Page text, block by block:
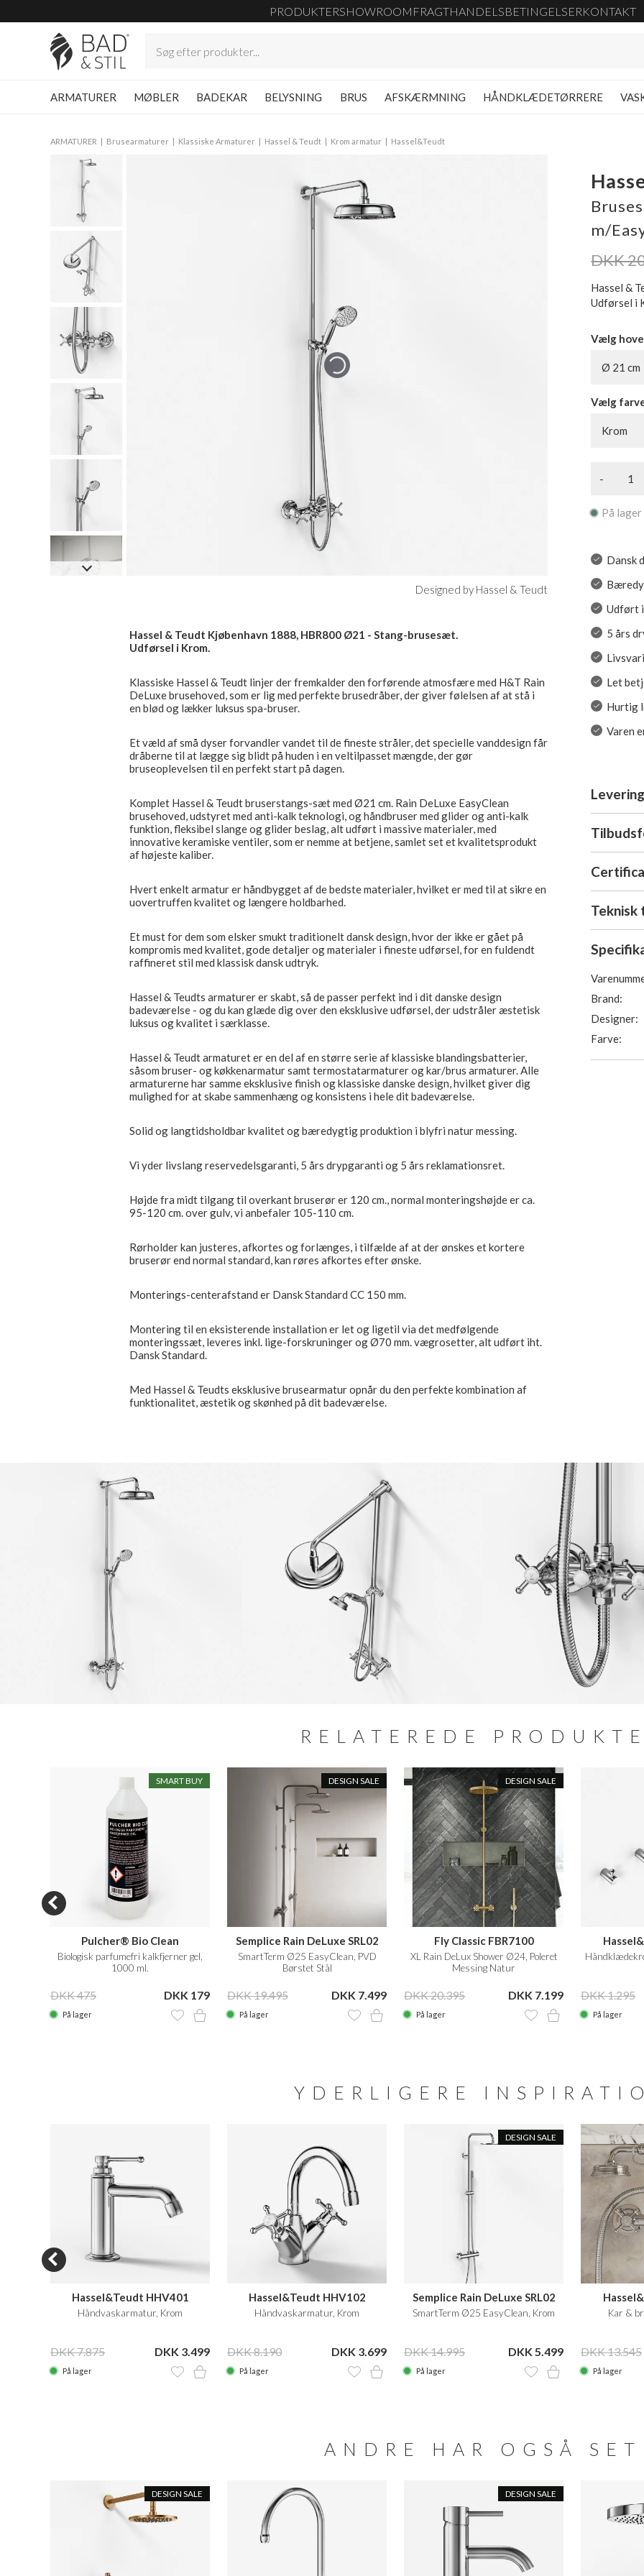
PRODUKTERSHOWROOM FRAGTHANDELSBETINGELSERKONTAKT
ARMATURER MØBLER BADEKAR BELYSNING BRUS AFSKÆRMNING HÅNDKLÆDETØRRERE
ARMATURER Brusearmaturer Klassiske Armaturer Hassel & Teudt Krom armatur Hassel&Teudt
Designed by Hassel & Teudt
Hassel & Teudt Kjøbenhavn 1888, HBR800 Ø21 - Stang-brusesæt.
Udførsel i Krom.
Klassiske Hassel & Teudt linjer der fremkalder den forførende atmosfære med H&T Rain
DeLuxe brusehoved, som er lig med perfekte brusedråber, der giver følelsen af ​​at stå i
en blød og lækker luksus spa-bruser.
Et væld af små dyser forvandler vandet til de fineste stråler, det specielle vanddesign får
dråberne til at lægge sig blidt på huden i en veltilpasset mængde, der gør
bruseoplevelsen til en perfekt start på dagen.
Komplet Hassel & Teudt bruserstangs-sæt med Ø21 cm. Rain DeLuxe EasyClean
brusehoved, udstyret med anti-kalk teknologi, og håndbruser med glider og anti-kalk
funktion, fleksibel slange og glider beslag, alt udført i massive materialer, med
innovative keramiske ventiler, som er nemme at betjene, samlet set et kvalitetsprodukt
af højeste kaliber.
Hvert enkelt armatur er håndbygget af de bedste materialer, hvilket er med til at sikre en
uovertruffen kvalitet og længere holdbarhed.
Et must for dem som elsker smukt traditionelt dansk design, hvor der ikke er gået på
kompromis med kvalitet, gode detaljer og materialer i fineste udførsel, for en fuldendt
raffineret stil med klassisk dansk udtryk.
Hassel & Teudts armaturer er skabt, så de passer perfekt ind i dit danske design
badeværelse - og du kan glæde dig over den eksklusive udførsel, der udstråler æstetisk
luksus og kvalitet i særklasse.
Hassel & Teudt armaturet er en del af en større serie af klassiske blandingsbatterier,
såsom bruser- og køkkenarmatur samt termostatarmaturer og kar/brus armaturer. Alle
armaturerne har samme eksklusive finish og klassiske danske design, hvilket giver dig
mulighed for at skabe sammenhæng og konsistens i hele dit badeværelse.
Solid og langtidsholdbar kvalitet og bæredygtig produktion i blyfri natur messing.
Vi yder livslang reservedelsgaranti, 5 års drypgaranti og 5 års reklamationsret.
Højde fra midt tilgang til overkant bruserør er 120 cm., normal monteringshøjde er ca.
95-120 cm. over gulv, vi anbefaler 105-110 cm.
Rørholder kan justeres, afkortes og forlænges, i tilfælde af at der ønskes et kortere
bruserør end normal standard, kan røres afkortes efter ønske.
Monterings-centerafstand er Dansk Standard CC 150 mm.
Montering til en eksisterende installation er let og ligetil via det medfølgende
monteringssæt, leveres inkl. lige-forskruninger og Ø70 mm. vægrosetter, alt udført iht.
Dansk Standard.
Med Hassel & Teudts eksklusive brusearmatur opnår du den perfekte kombination af
funktionalitet, æstetik og skønhed på dit badeværelse.
m/
DKK
Hassel &
Udførsel i
Vælg
Ø 21 cm
Vælg
Krom
-
På
Dansk
Udført
5 års
Let
Hurtig
Varen
Teknisk
Brand:
Designer:
Farve:
RELATEREDE
SMART BUY
Pulcher® Bio Clean
Biologisk parfumefri kalkfjerner gel,
1000 ml.
DKK 475 DKK 179
På lager
DESIGN SALE
Semplice Rain DeLuxe SRL02
SmartTerm Ø25 EasyClean, PVD
Børstet Stål
DKK 19.495 DKK 7.499
På lager
DESIGN SALE
Fly Classic FBR7100
XL Rain DeLux Shower Ø24, Poleret
Messing Natur
DKK 20.395 DKK 7.199
På lager
DKK 1.295
På lager
YDERLIGERE
Hassel&Teudt HHV401
Håndvaskarmatur, Krom
DKK 7.875 DKK 3.499
På lager
Hassel&Teudt HHV102
Håndvaskarmatur, Krom
DKK 8.190 DKK 3.699
På lager
DESIGN SALE
Semplice Rain DeLuxe SRL02
SmartTerm Ø25 EasyClean, Krom
DKK 14.995 DKK 5.499
På lager
Kar &
DKK 13.545
På lager
ANDRE HAR OGSÅ SET
DESIGN SALE DESIGN SALE